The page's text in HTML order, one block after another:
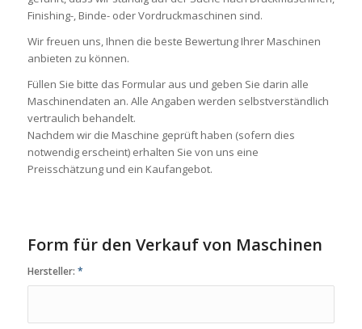
Finishing-, Binde- oder Vordruckmaschinen sind.
Wir freuen uns, Ihnen die beste Bewertung Ihrer Maschinen
anbieten zu können.
Füllen Sie bitte das Formular aus und geben Sie darin alle
Maschinendaten an. Alle Angaben werden selbstverständlich
vertraulich behandelt.
Nachdem wir die Maschine geprüft haben (sofern dies
notwendig erscheint) erhalten Sie von uns eine
Preisschätzung und ein Kaufangebot.
Form für den Verkauf von Maschinen
Hersteller: *